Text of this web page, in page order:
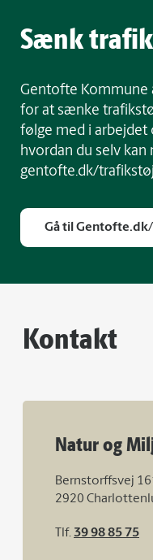
Sænk
Gentofte Kommune
for at sænke
følge med i
hvordan du selv kan
gentofte.dk/trafikstøj
Gå til
Kontakt
Natur og
Bernstorffsvej
2920
Tlf. 39 98 85 75